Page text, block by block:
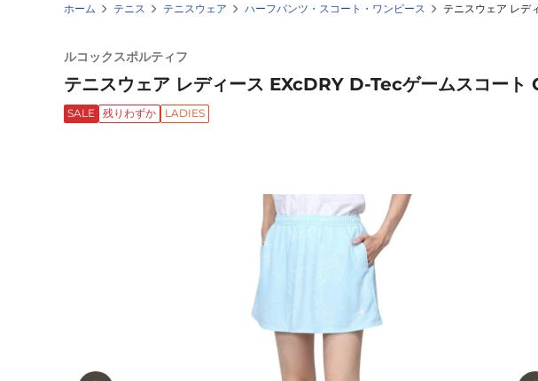
ホーム テニス テニスウェア ハーフパンツ・スコート・ワンピース テニスウェア レデ
ルコックスポルティフ
テニスウェア レディース EXcDRY D-Tecゲームスコー
SALE 残りわずか LADIES